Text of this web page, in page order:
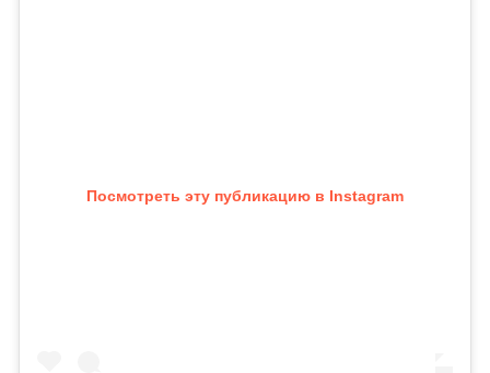
Посмотреть эту публикацию в Instagram